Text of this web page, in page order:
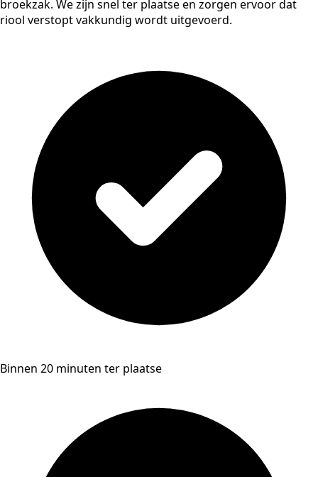
broekzak. We zijn snel ter plaatse en zorgen ervoor dat
riool verstopt vakkundig wordt uitgevoerd.
Binnen 20 minuten ter plaatse